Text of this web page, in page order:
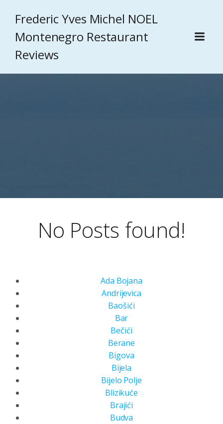
Frederic Yves Michel NOEL
Montenegro Restaurant
Reviews
No Posts found!
Ada Bojana
Andrijevica
Baošići
Bar
Bečići
Berane
Bigova
Bijela
Bijelo Polje
Blizikuće
Brajići
Budva